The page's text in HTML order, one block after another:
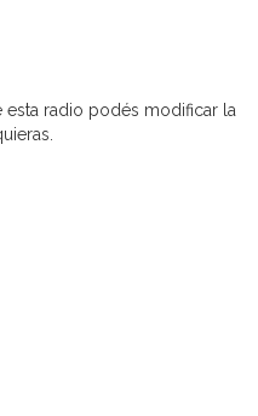
radio podés modificar la